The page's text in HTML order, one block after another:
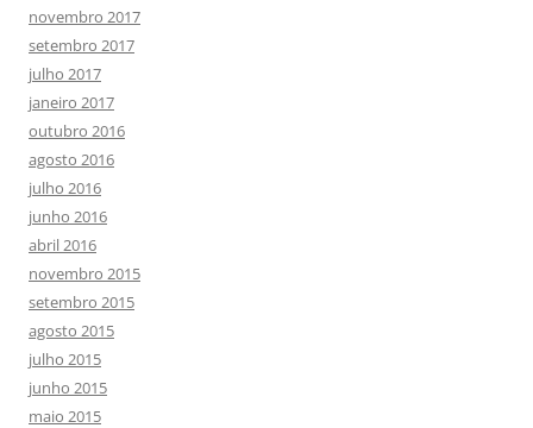
novembro 2017
setembro 2017
julho 2017
janeiro 2017
outubro 2016
agosto 2016
julho 2016
junho 2016
abril 2016
novembro 2015
setembro 2015
agosto 2015
julho 2015
junho 2015
maio 2015